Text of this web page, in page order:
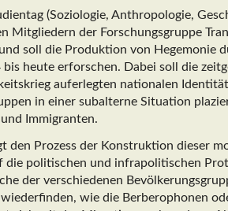
(Soziologie, Anthropologie,
Mitgliedern der Forschungsgruppe
soll die Produktion von Hegemonie
heute erforschen. Dabei soll die
auferlegten nationalen
in einer subalterne Situation
Immigranten.
den Prozess der Konstruktion dieser
die politischen und infrapolitischen
der verschiedenen
wie die Berberophonen